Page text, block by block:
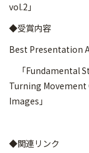
vol.2」
◆受賞内容
Best Presentation
「Fundamental
Turning Movement
Images」
◆関連リンク